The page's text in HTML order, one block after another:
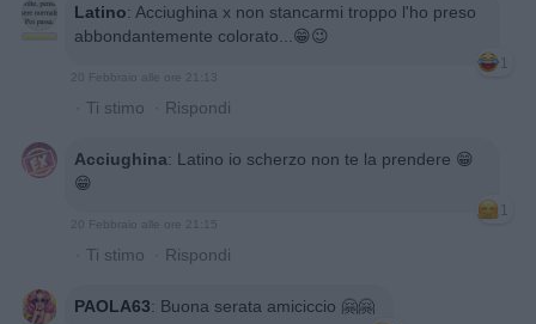
Latino: Acciughina x non stancarmi troppo l'ho preso
abbondantemente colorato...😁😉
1
20 Febbraio alle ore 21:13
· Ti stimo · Rispondi
Acciughina: Latino io scherzo non te la prendere 😁
😁
1
20 Febbraio alle ore 21:15
· Ti stimo · Rispondi
PAOLA63: Buona serata amiciccio 🤗🤗